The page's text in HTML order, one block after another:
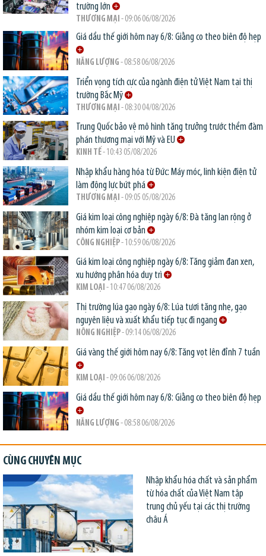
trường lớn
THƯƠNG MẠI - 09:06 06/08/2026
Giá dầu thế giới hôm nay 6/8: Giằng co theo biên độ hẹp
NĂNG LƯỢNG - 08:58 06/08/2026
Triển vọng tích cực của ngành điện tử Việt Nam tại thị
trường Bắc Mỹ
THƯƠNG MẠI - 08:30 04/08/2026
Trung Quốc bảo vệ mô hình tăng trưởng trước thềm đàm
phán thương mại với Mỹ và EU
KINH TẾ- 10:43 05/08/2026
Nhập khẩu hàng hóa từ Đức: Máy móc, linh kiện điện tử
làm động lực bứt phá
THƯƠNG MẠI - 09:05 05/08/2026
Giá kim loại công nghiệp ngày 6/8: Đà tăng lan rộng ở
nhóm kim loại cơ bản
CÔNG NGHIỆP- 10:59 06/08/2026
Giá kim loại công nghiệp ngày 6/8: Tăng giảm đan xen,
xu hướng phân hóa duy trì
KIM LOẠI - 10:47 06/08/2026
Thị trường lúa gạo ngày 6/8: Lúa tươi tăng nhẹ, gạo
nguyên liệu và xuất khẩu tiếp tục đi ngang
NÔNG NGHIỆP- 09:14 06/08/2026
Giá vàng thế giới hôm nay 6/8: Tăng vọt lên đỉnh 7 tuần
KIM LOẠI - 09:06 06/08/2026
Giá dầu thế giới hôm nay 6/8: Giằng co theo biên độ hẹp
NĂNG LƯỢNG - 08:58 06/08/2026
CÙNG CHUYÊN MỤC
Nhập khẩu hóa chất và sản phẩm
từ hóa chất của Việt Nam tập
trung chủ yếu tại các thị trường
châu Á